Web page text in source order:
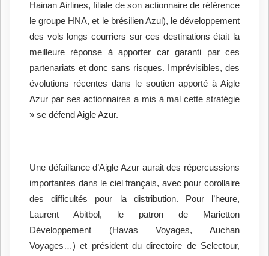
Hainan Airlines, filiale de son actionnaire de référence
le groupe HNA, et le brésilien Azul), le développement
des vols longs courriers sur ces destinations était la
meilleure réponse à apporter car garanti par ces
partenariats et donc sans risques. Imprévisibles, des
évolutions récentes dans le soutien apporté à Aigle
Azur par ses actionnaires a mis à mal cette stratégie
» se défend Aigle Azur.
Une défaillance d’Aigle Azur aurait des répercussions
importantes dans le ciel français, avec pour corollaire
des difficultés pour la distribution. Pour l’heure,
Laurent Abitbol, le patron de Marietton
Développement (Havas Voyages, Auchan
Voyages…) et président du directoire de Selectour,